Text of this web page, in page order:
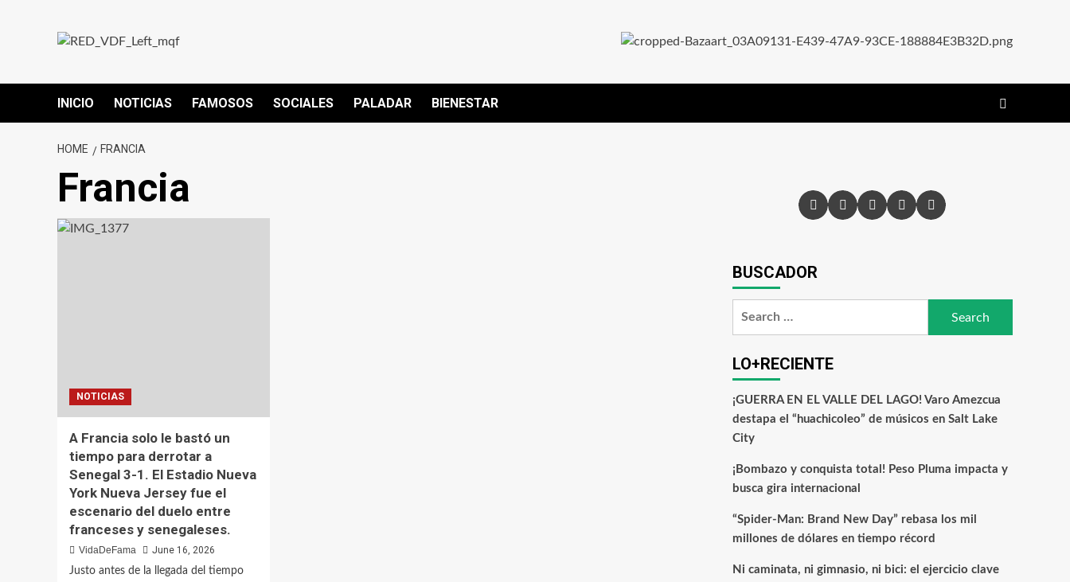
INICIO NOTICIAS FAMOSOS SOCIALES PALADAR BIENESTAR
HOME FRANCIA
Francia
NOTICIAS
A Francia solo le bastó un
tiempo para derrotar a
Senegal 3-1. El Estadio Nueva
York Nueva Jersey fue el
escenario del duelo entre
franceses y senegaleses.
VidaDeFama
June 16, 2026
Justo antes de la llegada del tiempo
Facebook
X InstagramYouTubePinterest
BUSCADOR
LO+RECIENTE
¡GUERRA EN EL VALLE DEL LAGO! Varo Amezcua
destapa el “huachicoleo” de músicos en Salt Lake
City
¡Bombazo y conquista total! Peso Pluma impacta y
busca gira internacional
“Spider-Man: Brand New Day” rebasa los mil
millones de dólares en tiempo récord
Ni caminata, ni gimnasio, ni bici: el ejercicio clave